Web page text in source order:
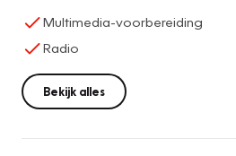
Multimedia-voorbereiding
Radio
Bekijk alles